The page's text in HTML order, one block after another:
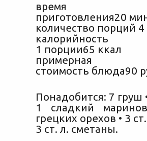
время
приготовления20
количество порций 4
калорийность
1 порции65 ккал
примерная
стоимость блюда90
Понадобится: 7 груш
1 сладкий
грецких орехов • 3
3 ст. л. сметаны.